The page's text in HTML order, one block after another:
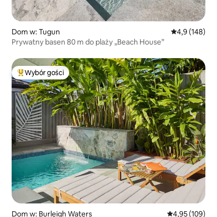
Dom w: Tugun Średnia
4,9 (148)
Prywatny basen 80 m do plaży „Beach House”
Najpopularniejsze z kategorii Wybór gości
Wybór gości
Dom w: Burleigh Waters Średnia
4,95 (109)